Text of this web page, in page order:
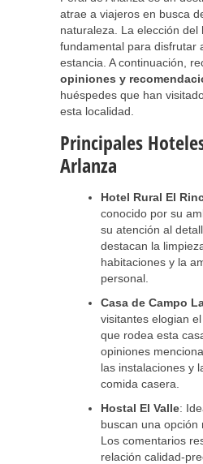
atrae a viajeros en busca
naturaleza. La elección del
fundamental para disfrutar
estancia. A continuación,
opiniones y
huéspedes que han
esta localidad.
Principales
Arlanza
Hotel Rural El
conocido por su
su atención al
destacan la
habitaciones y la
personal.
Casa de Campo
visitantes elogian
que rodea esta
opiniones
las instalaciones y
comida casera.
Hostal El Valle:
buscan una opción
Los comentarios
relación calidad-